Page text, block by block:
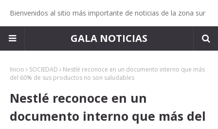
Bienvenidos al sitio más importante de noticias de la zona sur
GALA NOTICIAS
Inicio SOCIEDAD
Nestlé reconoce en un documento interno que más
del 60% de sus productos no son saludables
Nestlé reconoce en un
documento interno que más del